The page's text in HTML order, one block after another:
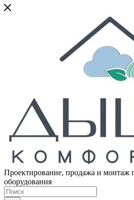
Проектирование, продажа и монтаж
оборудования